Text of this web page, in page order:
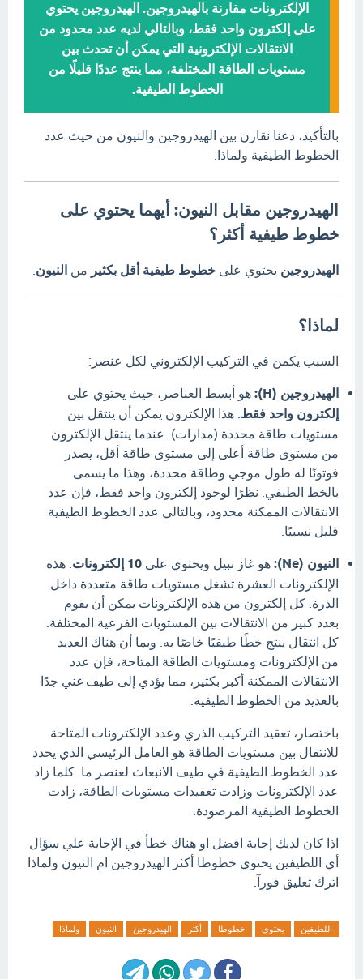
الإلكترونات مقارنة بالهيدروجين. الهيدروجين يحتوي
على إلكترون واحد فقط، وبالتالي لديه عدد محدود من
الانتقالات الإلكترونية التي يمكن أن تحدث بين
مستويات الطاقة المختلفة، مما ينتج عددًا قليلًا من
الخطوط الطيفية.
بالتأكيد، دعنا نقارن بين الهيدروجين والنيون من حيث عدد
الخطوط الطيفية ولماذا.
الهيدروجين مقابل النيون: أيهما يحتوي على
خطوط طيفية أكثر؟
الهيدروجين يحتوي على خطوط طيفية أقل بكثير من النيون
لماذا؟
السبب يكمن في التركيب الإلكتروني لكل عنصر:
الهيدروجين (H): هو أبسط العناصر، حيث يحتوي على
إلكترون واحد فقط . هذا الإلكترون يمكن أن ينتقل بين
مستويات طاقة محددة (مدارات). عندما ينتقل الإلكترون
من مستوى طاقة أعلى إلى مستوى طاقة أقل، يصدر
فوتونًا له طول موجي وطاقة محددة، وهذا ما يسمى
بالخط الطيفي. نظرًا لوجود إلكترون واحد فقط، فإن عدد
الانتقالات الممكنة محدود، وبالتالي عدد الخطوط الطيفية
قليل نسبيًا.
النيون (Ne): هو غاز نبيل ويحتوي على 10 إلكترونات
. هذه
الإلكترونات العشرة تشغل مستويات طاقة متعددة داخل
الذرة. كل إلكترون من هذه الإلكترونات يمكن أن يقوم
بعدد كبير من الانتقالات بين المستويات الفرعية المختلفة.
كل انتقال ينتج خطًا طيفيًا خاصًا به. وبما أن هناك العديد
من الإلكترونات ومستويات الطاقة المتاحة، فإن عدد
الانتقالات الممكنة أكبر بكثير، مما يؤدي إلى طيف غني جدًا
بالعديد من الخطوط الطيفية.
باختصار، تعقيد التركيب الذري وعدد الإلكترونات المتاحة
للانتقال بين مستويات الطاقة هو العامل الرئيسي الذي يحدد
عدد الخطوط الطيفية في طيف الانبعاث لعنصر ما. كلما زاد
عدد الإلكترونات وزادت تعقيدات مستويات الطاقة، زادت
الخطوط الطيفية المرصودة.
اذا كان لديك إجابة افضل او هناك خطأ في الإجابة علي سؤال
أي اللطيفين يحتوي خطوطا أكثر الهيدروجين ام النيون ولماذا
اترك تعليق فورآ.
اللطيفين يحتوي خطوطا أكثر الهيدروجين النيون ولماذا